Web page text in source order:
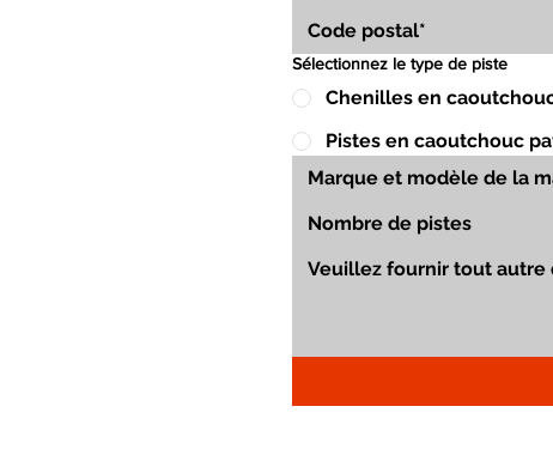
Sélectionnez le type de piste
Chenilles en
Pistes en caoutchouc